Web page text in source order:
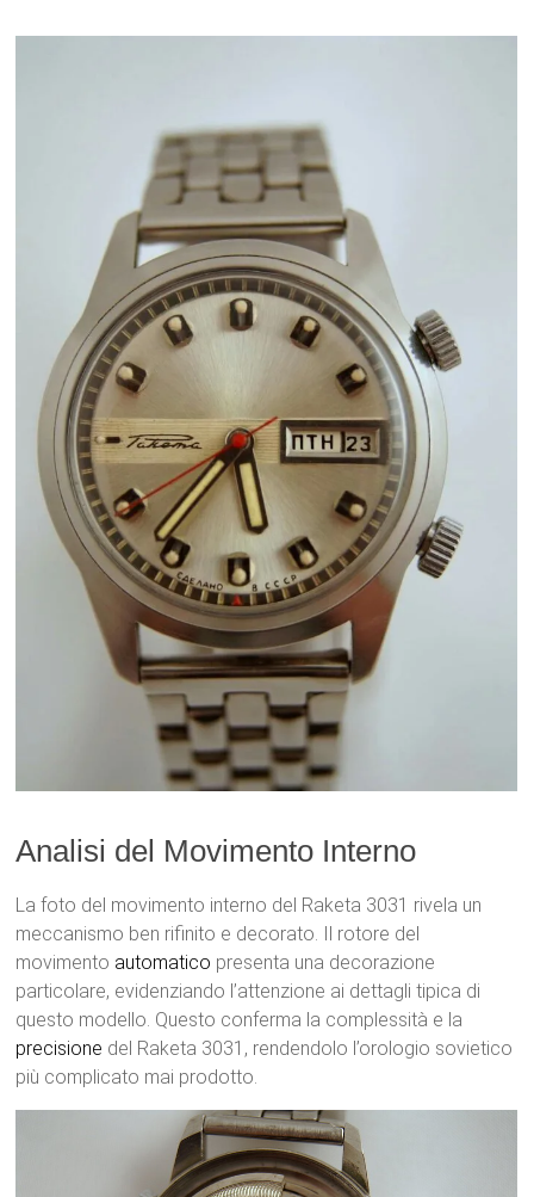
Analisi del Movimento Interno
La foto del movimento interno del Raketa 3031 rivela un
meccanismo ben rifinito e decorato. Il rotore del
movimento automatico presenta una decorazione
particolare, evidenziando l’attenzione ai dettagli tipica di
questo modello. Questo conferma la complessità e la
precisione del Raketa 3031, rendendolo l’orologio sovietico
più complicato mai prodotto.